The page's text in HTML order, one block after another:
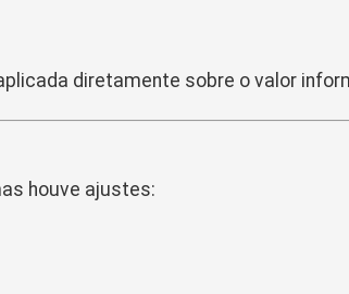
diretamente sobre o valor
houve ajustes: